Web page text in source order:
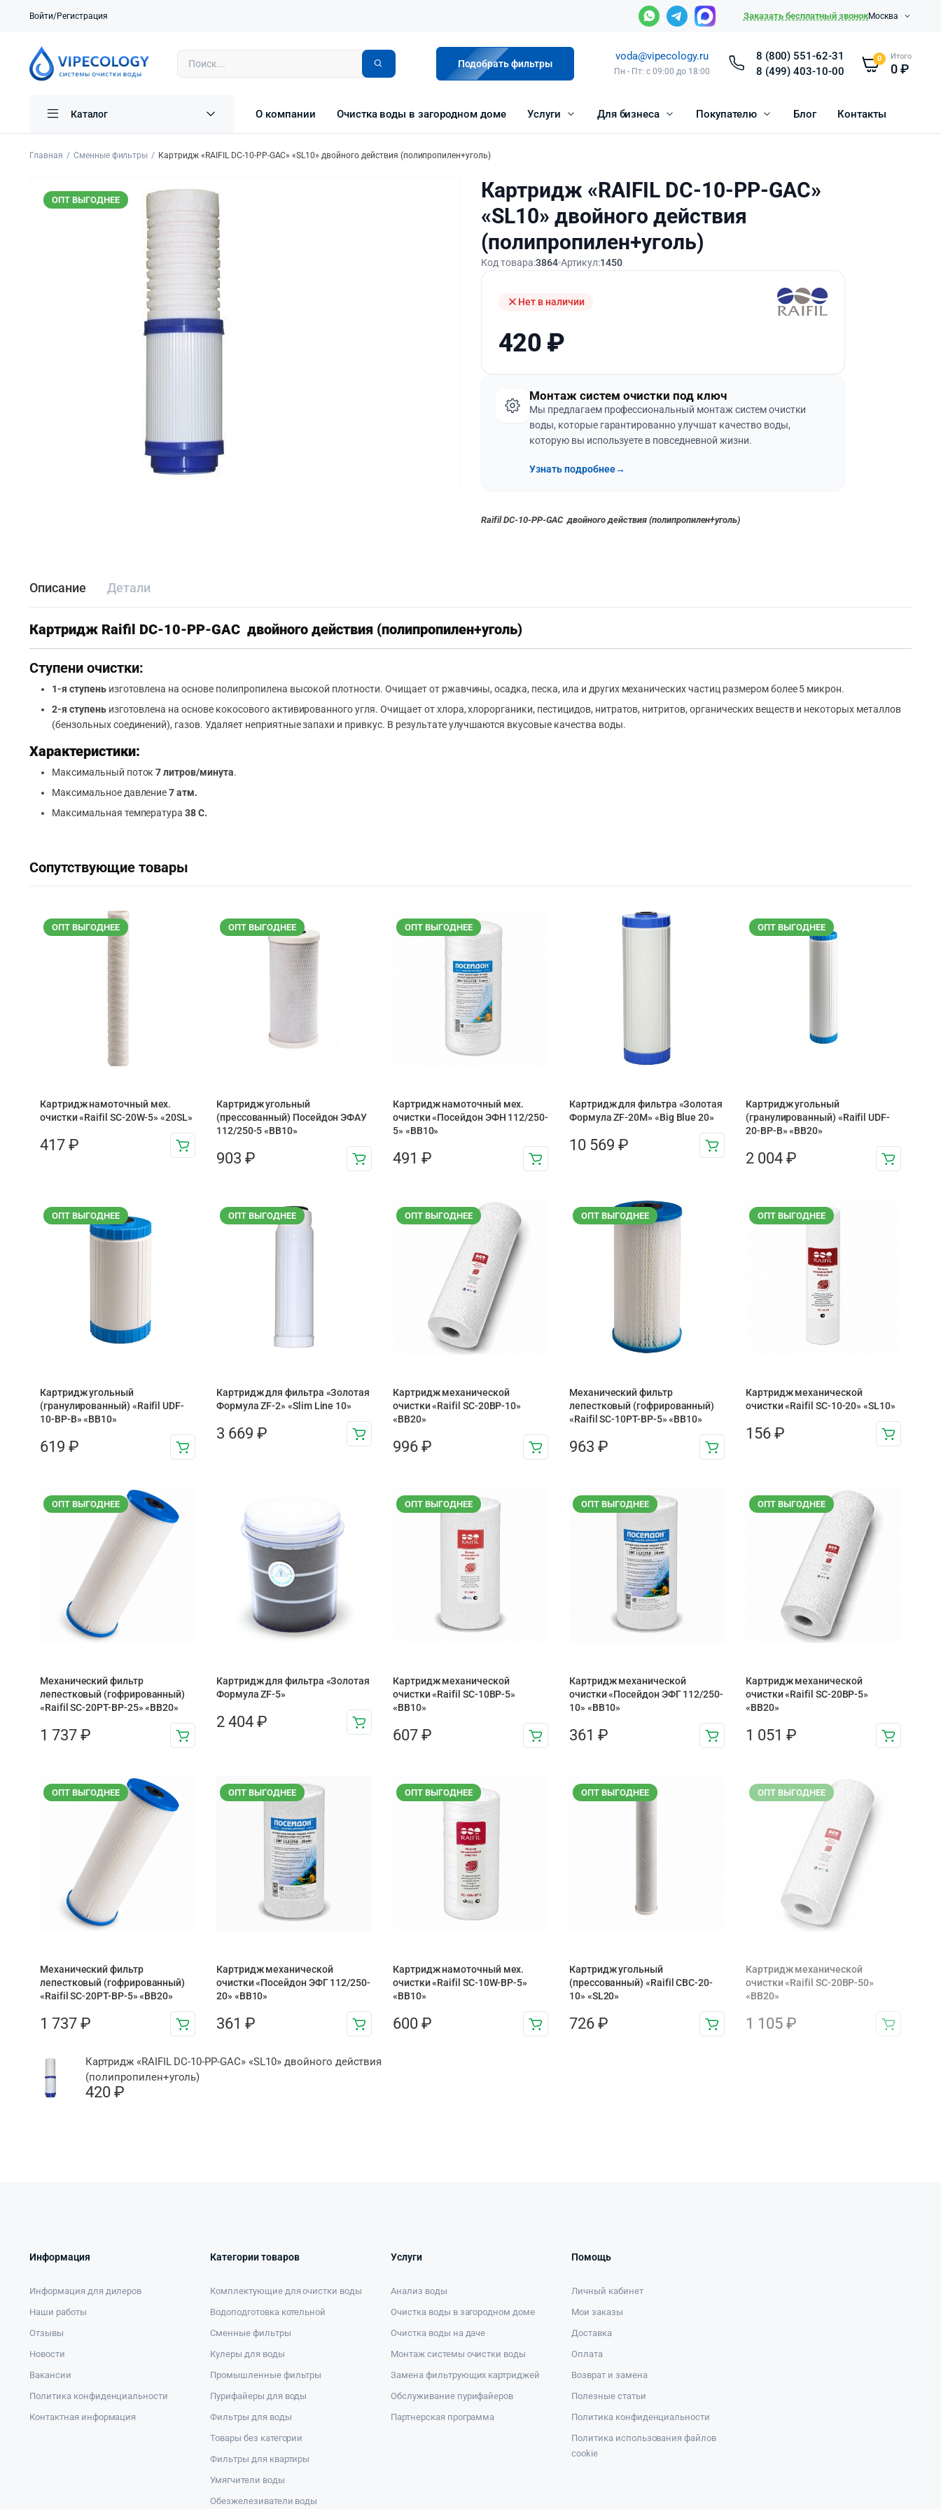
Войти/Регистрация Заказать бесплатный звонокМосква
Подобрать фильтры
voda@vipecology.ru
Пн - Пт: с 09:00 до 18:00
8 (800) 551-62-31
8 (499) 403-10-00
0 Итого
0₽
Каталог О компании Очистка воды в загородном доме Услуги Для бизнеса Покупателю Блог Контакты
Главная Сменные фильтры Картридж «RAIFIL DC-10-PP-GAC» «SL10» двойного действия (полипропилен+уголь)
ОПТ ВЫГОДНЕЕ
Картридж «RAIFIL DC-10-PP-GAC»
«SL10» двойного действия
(полипропилен+уголь)
Код товара:3864 Артикул:1450
Нет в наличии
420 ₽
Монтаж систем очистки под ключ
Мы предлагаем профессиональный монтаж систем очистки
воды, которые гарантированно улучшат качество воды,
которую вы используете в повседневной жизни.
Узнать подробнее→
Raifil DC-10-PP-GAC двойного действия (полипропилен+уголь)
Описание Детали
Картридж Raifil DC-10-PP-GAC двойного действия (полипропилен+уголь)
Ступени очистки:
1-я ступеньизготовлена на основе полипропилена высокой плотности. Очищает от ржавчины, осадка, песка, ила и других механических частиц размером более 5 микрон.
2-я ступеньизготовлена на основе кокосового активированного угля. Очищает от хлора, хлорорганики, пестицидов, нитратов, нитритов, органических веществ и некоторых металлов
(бензольных соединений), газов. Удаляет неприятные запахи и привкус. В результате улучшаются вкусовые качества воды.
Характеристики:
Максимальный поток7 литров/минута.
Максимальное давление7 атм.
Максимальная температура38 С.
Сопутствующие товары
ОПТ ВЫГОДНЕЕ
Картридж намоточный мех.
очистки «Raifil SC-20W-5» «20SL»
417 ₽
ОПТ ВЫГОДНЕЕ
Картридж угольный
(прессованный) Посейдон ЭФАУ
112/250-5 «BB10»
903 ₽
ОПТ ВЫГОДНЕЕ
Картридж намоточный мех.
очистки «Посейдон ЭФН 112/250-
5» «BB10»
491 ₽
Картридж для фильтра «Золотая
Формула ZF-20М» «Big Blue 20»
10 569 ₽
ОПТ ВЫГОДНЕЕ
Картридж угольный
(гранулированный) «Raifil UDF-
20-BP-B» «BB20»
2 004 ₽
ОПТ ВЫГОДНЕЕ
Картридж угольный
(гранулированный) «Raifil UDF-
10-BP-B» «BB10»
619 ₽
ОПТ ВЫГОДНЕЕ
Картридж для фильтра «Золотая
Формула ZF-2» «Slim Line 10»
3 669 ₽
ОПТ ВЫГОДНЕЕ
Картридж механической
очистки «Raifil SC-20BP-10»
«BB20»
996 ₽
ОПТ ВЫГОДНЕЕ
Механический фильтр
лепестковый (гофрированный)
«Raifil SC-10PT-ВР-5» «BB10»
963 ₽
ОПТ ВЫГОДНЕЕ
Картридж механической
очистки «Raifil SC-10-20» «SL10»
156 ₽
ОПТ ВЫГОДНЕЕ
Механический фильтр
лепестковый (гофрированный)
«Raifil SC-20PT-ВР-25» «BB20»
1 737 ₽
Картридж для фильтра «Золотая
Формула ZF-5»
2 404 ₽
ОПТ ВЫГОДНЕЕ
Картридж механической
очистки «Raifil SC-10BP-5»
«BB10»
607 ₽
ОПТ ВЫГОДНЕЕ
Картридж механической
очистки «Посейдон ЭФГ 112/250-
10» «ВВ10»
361 ₽
ОПТ ВЫГОДНЕЕ
Картридж механической
очистки «Raifil SC-20BP-5»
«BB20»
1 051 ₽
ОПТ ВЫГОДНЕЕ
Механический фильтр
лепестковый (гофрированный)
«Raifil SC-20PT-ВР-5» «BB20»
1 737 ₽
ОПТ ВЫГОДНЕЕ
Картридж механической
очистки «Посейдон ЭФГ 112/250-
20» «ВВ10»
361 ₽
ОПТ ВЫГОДНЕЕ
Картридж намоточный мех.
очистки «Raifil SC-10W-BP-5»
«BB10»
600 ₽
ОПТ ВЫГОДНЕЕ
Картридж угольный
(прессованный) «Raifil CBC-20-
10» «SL20»
726 ₽
ОПТ ВЫГОДНЕЕ
Картридж механической
очистки «Raifil SC-20BP-50»
«BB20»
1 105 ₽
Картридж «RAIFIL DC-10-PP-GAC» «SL10» двойного действия
(полипропилен+уголь)
420 ₽
Информация
Информация для дилеров
Наши работы
Отзывы
Новости
Вакансии
Политика конфиденциальности
Контактная информация
Категории товаров
Комплектующие для очистки воды
Водоподготовка котельной
Сменные фильтры
Кулеры для воды
Промышленные фильтры
Пурифайеры для воды
Фильтры для воды
Товары без категории
Фильтры для квартиры
Умягчители воды
Обезжелезиватели воды
Услуги
Анализ воды
Очистка воды в загородном доме
Очистка воды на даче
Монтаж системы очистки воды
Замена фильтрующих картриджей
Обслуживание пурифайеров
Партнерская программа
Помощь
Личный кабинет
Мои заказы
Доставка
Оплата
Возврат и замена
Полезные статьи
Политика конфиденциальности
Политика использования файлов
cookie